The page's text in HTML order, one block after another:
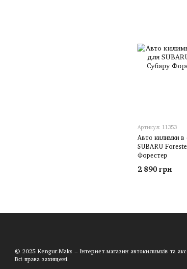
Артикул: 11353
Авто килимки в
SUBARU
Форестер
2 890 грн
© 2025 Kengur-Maks – Інтернет-магазин автокилимків та
Всі права захищені.